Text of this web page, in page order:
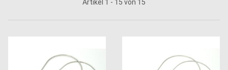
Artikel 1 - 15 von 15